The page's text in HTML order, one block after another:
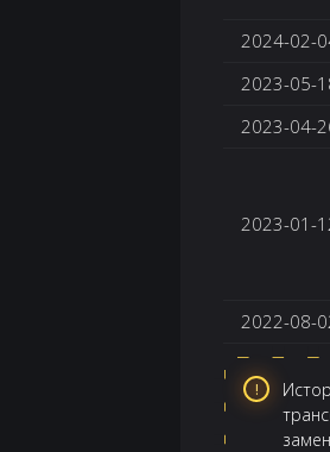
2024-02-
2023-05-
2023-04-
2023-01-
2022-08-